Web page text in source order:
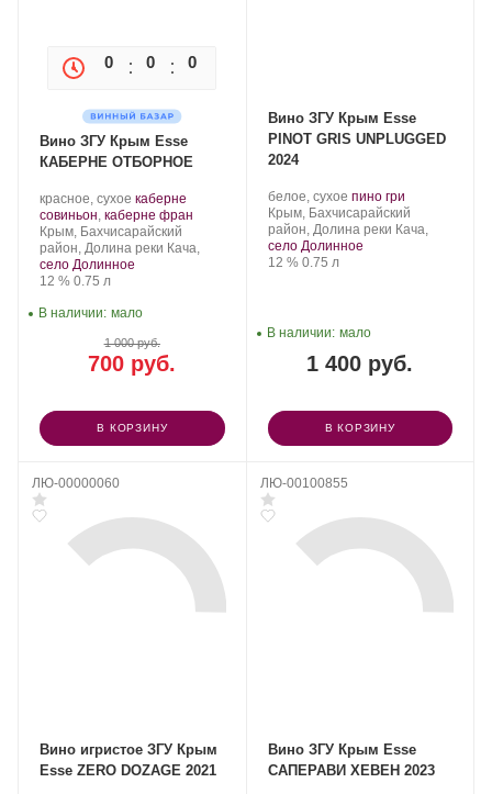
0 0 0
Вино ЗГУ Крым Esse
КАБЕРНЕ ОТБОРНОЕ
Производитель:
Сатера/ESSE.
красное, сухое .
Сорт
винограда:
каберне
совиньон, каберне фран
Регион:
Крым, Бахчисарайский
район, Долина реки Кача,
село Долинное
Крепость
12 %. Объем
0.75 л
700 руб.
1 000 руб.
В наличии: мало
В КОРЗИНУ
Вино ЗГУ Крым Esse
PINOT GRIS UNPLUGGED
2024
Производитель:
Сатера/ESSE.
белое, сухое .
Сорт
винограда:
пино гри.
Регион:
Крым, Бахчисарайский
район, Долина реки Кача,
село Долинное
Крепость
12 %. Объем
0.75 л
1 400 руб.
В наличии: мало
В КОРЗИНУ
ЛЮ-00000060
Вино игристое ЗГУ Крым
Esse ZERO DOZAGE 2021
ЛЮ-00100855
Вино ЗГУ Крым Esse
САПЕРАВИ ХЕВЕН 2023